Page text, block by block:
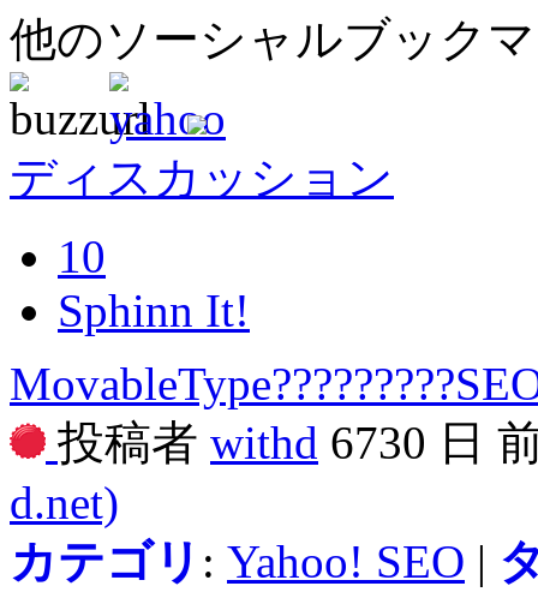
他のソーシャルブック
ディスカッション
10
Sphinn It!
投稿者 withd 6730 日
d.net)
カテゴリ : Yahoo! SEO |